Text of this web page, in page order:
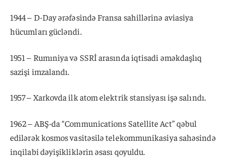
1944 – D-Day ərəfəsində Fransa sahillərinə aviasiya
hücumları gücləndi.
1951 – Rumıniya və SSRİ arasında iqtisadi əməkdaşlıq
sazişi imzalandı.
1957 – Xarkovda ilk atom elektrik stansiyası işə salındı.
1962 – ABŞ-da “Communications Satellite Act” qəbul
edilərək kosmos vasitəsilə telekommunikasiya sahəsində
inqilabi dəyişikliklərin əsası qoyuldu.